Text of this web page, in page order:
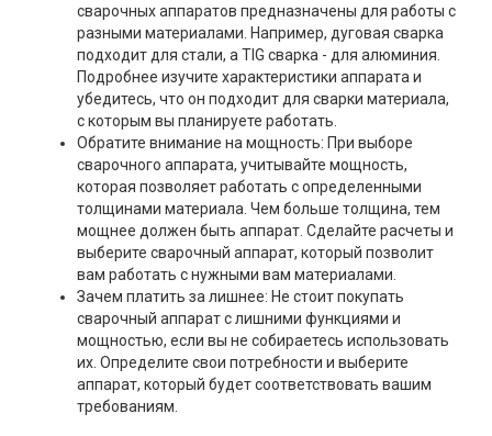
сварочных аппаратов предназначены для работы с
разными материалами. Например, дуговая сварка
подходит для стали, а TIG сварка - для алюминия.
Подробнее изучите характеристики аппарата и
убедитесь, что он подходит для сварки материала,
с которым вы планируете работать.
Обратите внимание на мощность: При выборе
сварочного аппарата, учитывайте мощность,
которая позволяет работать с определенными
толщинами материала. Чем больше толщина, тем
мощнее должен быть аппарат. Сделайте расчеты и
выберите сварочный аппарат, который позволит
вам работать с нужными вам материалами.
Зачем платить за лишнее: Не стоит покупать
сварочный аппарат с лишними функциями и
мощностью, если вы не собираетесь использовать
их. Определите свои потребности и выберите
аппарат, который будет соответствовать вашим
требованиям.